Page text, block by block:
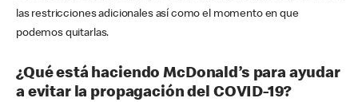
las restricciones adicionales así como el momento en que
podemos quitarlas.
¿Qué está haciendo McDonald’s para ayudar
a evitar la propagación del COVID-19?